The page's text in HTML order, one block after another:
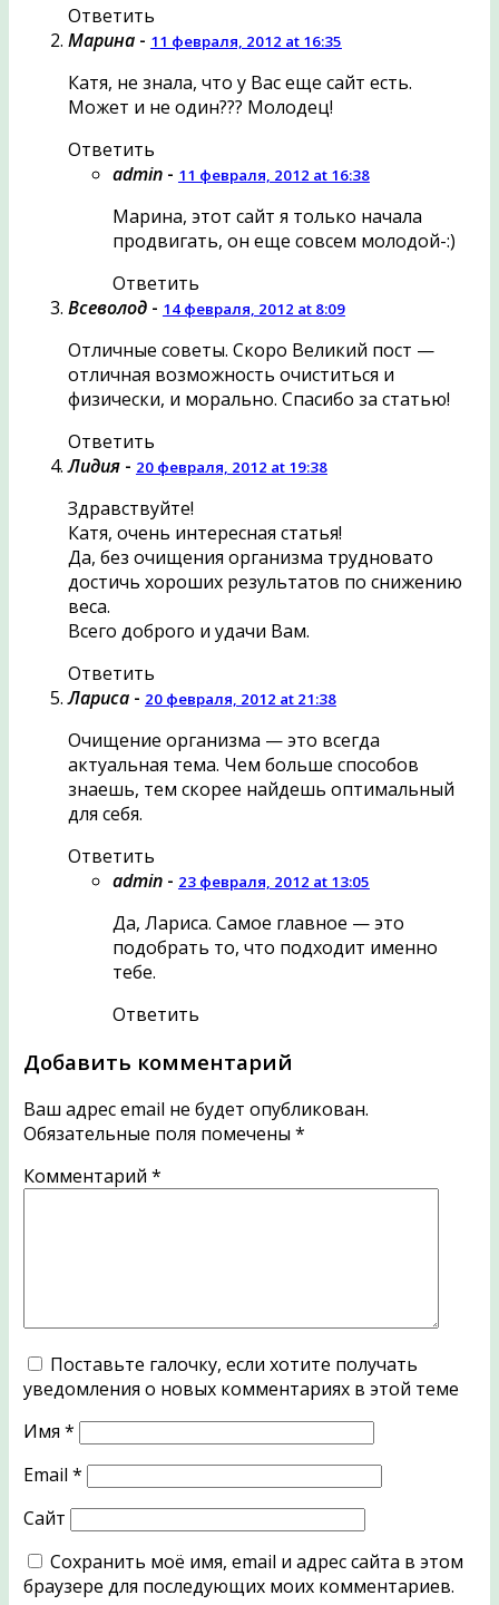
Ответить
Марина - 11 февраля, 2012 at 16:35
Катя, не знала, что у Вас еще сайт есть.
Может и не один??? Молодец!
Ответить
admin - 11 февраля, 2012 at 16:38
Марина, этот сайт я только начала
продвигать, он еще совсем молодой-:)
Ответить
Всеволод - 14 февраля, 2012 at 8:09
Отличные советы. Скоро Великий пост —
отличная возможность очиститься и
физически, и морально. Спасибо за статью!
Ответить
Лидия - 20 февраля, 2012 at 19:38
Здравствуйте!
Катя, очень интересная статья!
Да, без очищения организма трудновато
достичь хороших результатов по снижению
веса.
Всего доброго и удачи Вам.
Ответить
Лариса - 20 февраля, 2012 at 21:38
Очищение организма — это всегда
актуальная тема. Чем больше способов
знаешь, тем скорее найдешь оптимальный
для себя.
Ответить
admin - 23 февраля, 2012 at 13:05
Да, Лариса. Самое главное — это
подобрать то, что подходит именно
тебе.
Ответить
Добавить комментарий
Ваш адрес email не будет опубликован.
Обязательные поля помечены *
Комментарий *
Поставьте галочку, если хотите получать
уведомления о новых комментариях в этой теме
Имя *
Email *
Сайт
Сохранить моё имя, email и адрес сайта в этом
браузере для последующих моих комментариев.